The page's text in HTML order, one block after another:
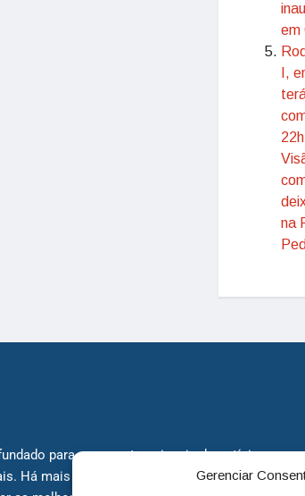
Gerenciar
em
I,
na
para ser uma terceira via de notícias para
Há mais de 30 anos, o jornal continua